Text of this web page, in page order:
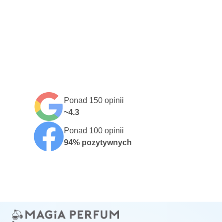
Ponad 150 opinii
~4.3
Ponad 100 opinii
94% pozytywnych